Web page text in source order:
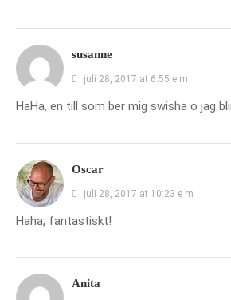
susanne
juli 28, 2017 at 6:55 e m
HaHa, en till som ber mig swisha o jag
Oscar
juli 28, 2017 at 10:23 e m
Haha, fantastiskt!
Anita